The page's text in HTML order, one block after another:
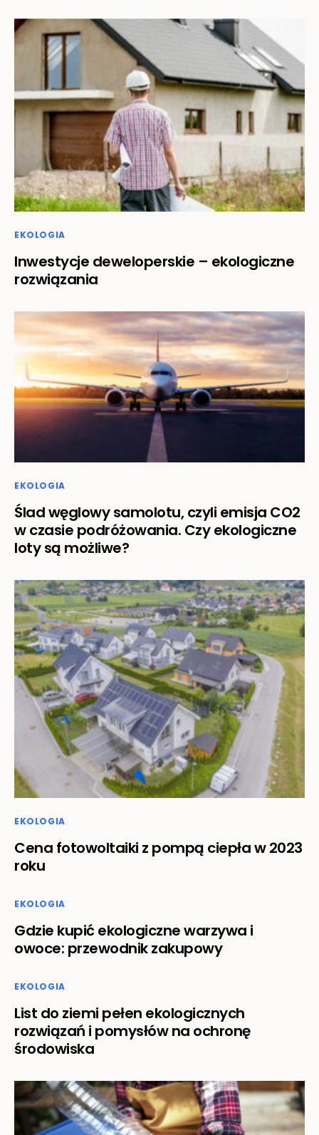
EKOLOGIA
Inwestycje deweloperskie – ekologiczne
rozwiązania
EKOLOGIA
Ślad węglowy samolotu, czyli emisja CO2
w czasie podróżowania. Czy ekologiczne
loty są możliwe?
EKOLOGIA
Cena fotowoltaiki z pompą ciepła w 2023
roku
EKOLOGIA
Gdzie kupić ekologiczne warzywa i
owoce: przewodnik zakupowy
EKOLOGIA
List do ziemi pełen ekologicznych
rozwiązań i pomysłów na ochronę
środowiska